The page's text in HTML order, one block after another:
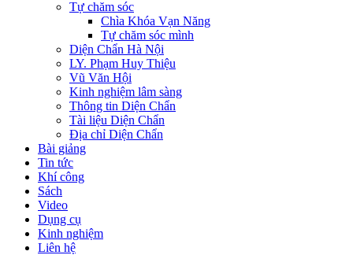
Tự chăm sóc
Chìa Khóa Vạn Năng
Tự chăm sóc mình
Diện Chẩn Hà Nội
LY. Phạm Huy Thiệu
Vũ Văn Hội
Kinh nghiệm lâm sàng
Thông tin Diện Chẩn
Tài liệu Diện Chẩn
Địa chỉ Diện Chẩn
Bài giảng
Tin tức
Khí công
Sách
Video
Dụng cụ
Kinh nghiệm
Liên hệ